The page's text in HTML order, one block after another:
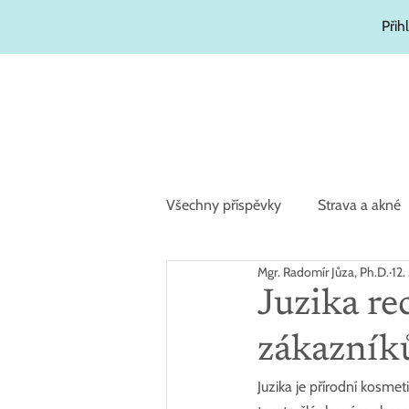
Všechny příspěvky Strava a akné
Zajímavosti Hydratační
Juzika
Mgr. Radomír Jůza, Ph.D.
Juzika je přírodní